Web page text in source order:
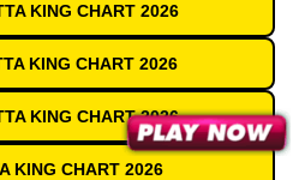
KING CHART 2026
KING CHART 2026
KING CHART 2026
KING CHART 2026